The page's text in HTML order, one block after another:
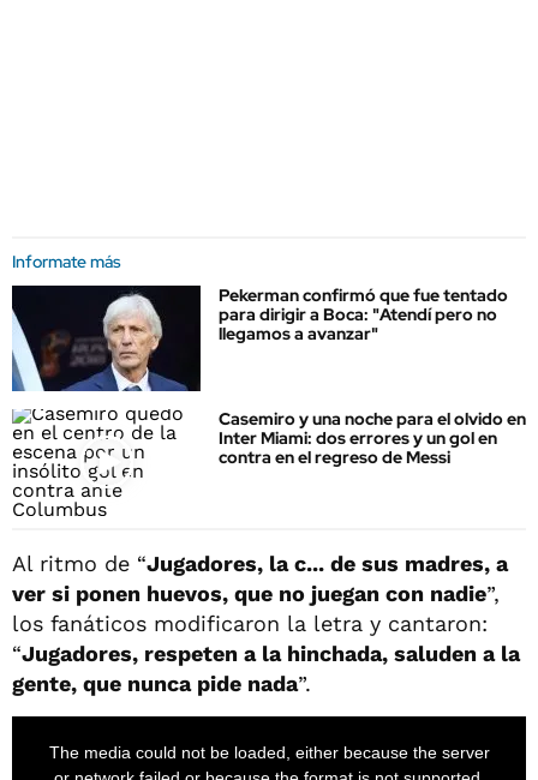
Informate más
Pekerman confirmó que fue tentado
para dirigir a Boca: "Atendí pero no
llegamos a avanzar"
Casemiro y una noche para el olvido en
Inter Miami: dos errores y un gol en
contra en el regreso de Messi
Al ritmo de “Jugadores, la c... de sus madres, a
ver si ponen huevos, que no juegan con nadie”,
los fanáticos modificaron la letra y cantaron:
“Jugadores, respeten a la hinchada, saluden a la
gente, que nunca pide nada”.